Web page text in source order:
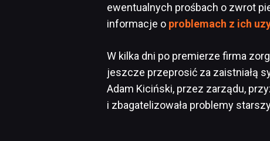
ewentualnych prośbach o zwrot
informacje o problemach z ich
W kilka dni po premierze firma
jeszcze przeprosić za zaistniałą
Adam Kiciński, przez zarządu,
i zbagatelizowała problemy